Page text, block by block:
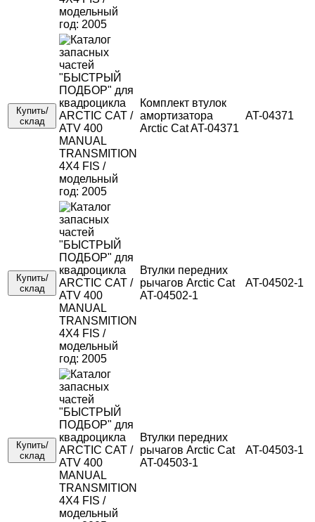
Купить/
склад
Комплект втулок
амортизатора
Arctic Cat AT-04371
AT-04371
Купить/
склад
Втулки передних
рычагов Arctic Cat
AT-04502-1
AT-04502-1
Купить/
склад
Втулки передних
рычагов Arctic Cat
AT-04503-1
AT-04503-1